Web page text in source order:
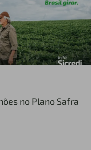
no Plano Safra